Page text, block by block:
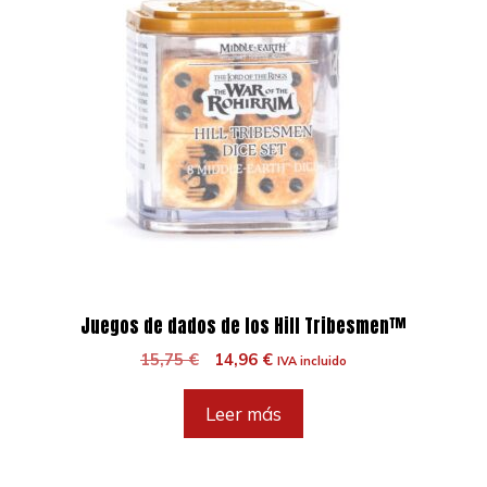
Juegos de dados de los Hill Tribesmen™
15,75€
El
original
era:
14,96 €El
es:
IVA incluido
Leer más